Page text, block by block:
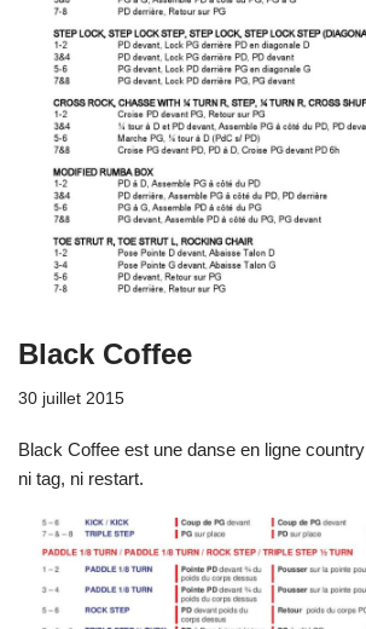
Black Coffee
30 juillet 2015
Black Coffee est une danse en ligne
ni tag, ni restart.